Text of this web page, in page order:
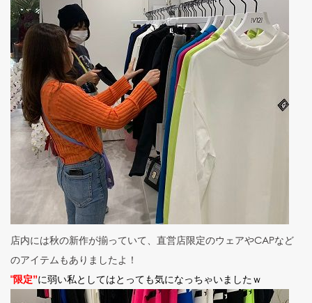
店内には秋の新作が揃っていて、直営店限定のウェアやCAPなど
のアイテムもありましたよ！
"限定”に弱い私としてはとっても気になっちゃいましたｗ